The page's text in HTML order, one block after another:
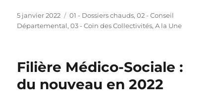
Publié
le
5 janvier 2022 Catégories
01 - Dossiers chauds,02 - Conseil
Départemental,03 - Coin des Collectivités,A la Une
Filière Médico-Sociale :
du nouveau en 2022